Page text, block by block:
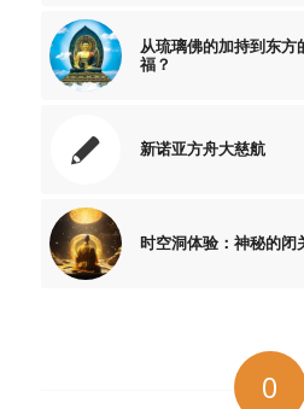
从琉璃佛的加持到东
福？
新诺亚方舟大慈航
时空洞体验：神秘的闭
0